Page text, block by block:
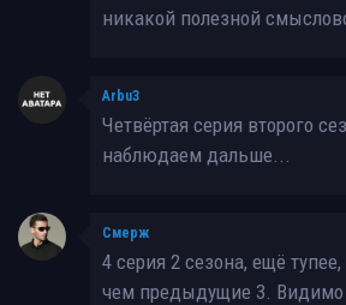
никакой полезной
Arbu3
Четвёртая серия второго
наблюдаем дальше...
Смерж
4 серия 2 сезона, ещё
чем предыдущие 3. Видимо